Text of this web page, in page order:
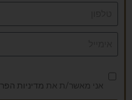
אני מאשר/ת את מדיניות